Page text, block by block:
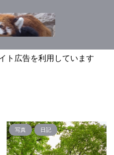
ト広告を利用しています
写真 日記